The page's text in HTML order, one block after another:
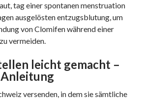
tag einer spontanen menstruation
ausgelösten entzugsblutung, um
von Clomifen während einer
vermeiden.
leicht gemacht –
versenden, in dem sie sämtliche